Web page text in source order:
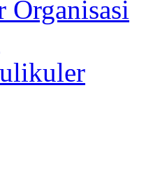
Organisasi